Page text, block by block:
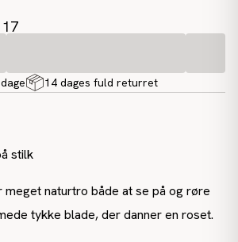
14 dages fuld returret
stilk
meget naturtro både at se på og røre
tykke blade, der danner en roset.